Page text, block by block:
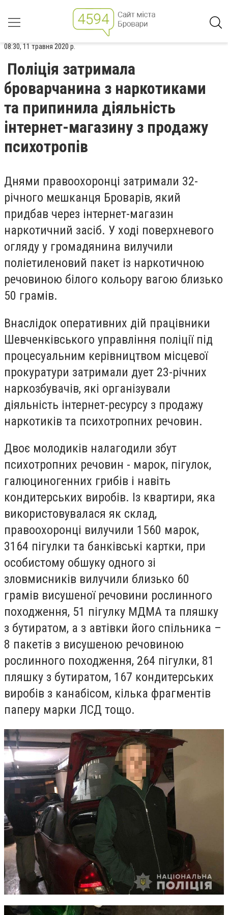
08:30, 11 травня 2020 р.
Поліція затримала
броварчанина з наркотиками
та припинила діяльність
інтернет-магазину з продажу
психотропів
Днями правоохоронці затримали 32-
річного мешканця Броварів, який
придбав через інтернет-магазин
наркотичний засіб. У ході поверхневого
огляду у громадянина вилучили
поліетиленовий пакет із наркотичною
речовиною білого кольору вагою близько
50 грамів.
Внаслідок оперативних дій працівники
Шевченківського управління поліції під
процесуальним керівництвом місцевої
прокуратури затримали дует 23-річних
наркозбувачів, які організували
діяльність інтернет-ресурсу з продажу
наркотиків та психотропних речовин.
Двоє молодиків налагодили збут
психотропних речовин - марок, пігулок,
галюциногенних грибів і навіть
кондитерських виробів. Із квартири, яка
використовувалася як склад,
правоохоронці вилучили 1560 марок,
3164 пігулки та банківські картки, при
особистому обшуку одного зі
зловмисників вилучили близько 60
грамів висушеної речовини рослинного
походження, 51 пігулку МДМА та пляшку
з бутиратом, а з автівки його спільника –
8 пакетів з висушеною речовиною
рослинного походження, 264 пігулки, 81
пляшку з бутиратом, 167 кондитерських
виробів з канабісом, кілька фрагментів
паперу марки ЛСД тощо.